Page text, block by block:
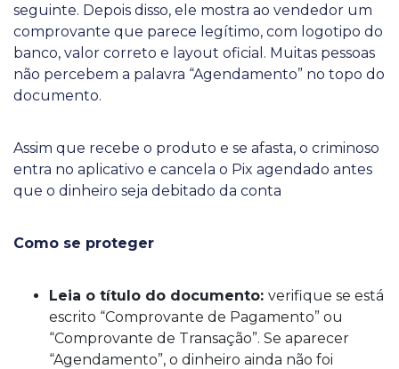
seguinte. Depois disso, ele mostra ao vendedor um
comprovante que parece legítimo, com logotipo do
banco, valor correto e layout oficial. Muitas pessoas
não percebem a palavra “Agendamento” no topo do
documento.
Assim que recebe o produto e se afasta, o criminoso
entra no aplicativo e cancela o Pix agendado antes
que o dinheiro seja debitado da conta
Como se proteger
Leia o título do documento: verifique se está
escrito “Comprovante de Pagamento” ou
“Comprovante de Transação”. Se aparecer
“Agendamento”, o dinheiro ainda não foi